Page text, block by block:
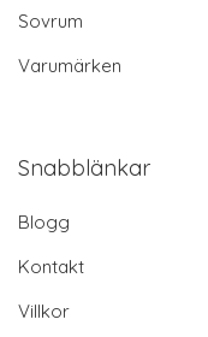
Sovrum
Varumärken
Snabblänkar
Blogg
Kontakt
Villkor